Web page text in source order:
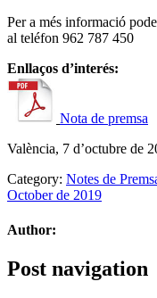
Per a més informació
al teléfon 962 787 450
Enllaços d’interés:
Nota de premsa
València, 7 d’octubre de
Category: Notes de
October de 2019
Author:
Post navigation